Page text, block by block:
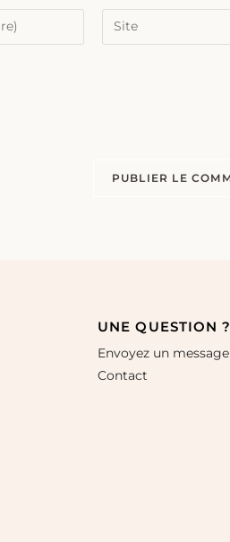
UNE QUESTION ?
Envoyez un message
Contact